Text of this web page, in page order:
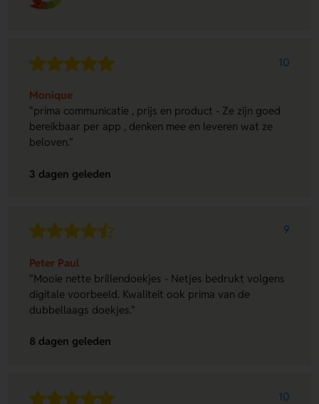
10
Monique
"prima communicatie , prijs en product - Ze zijn goed
bereikbaar per app , denken mee en leveren wat ze
beloven."
3 dagen geleden
9
Peter Paul
"Mooie nette brillendoekjes - Netjes bedrukt volgens
digitale voorbeeld. Kwaliteit ook prima van de
dubbellaags doekjes."
8 dagen geleden
10